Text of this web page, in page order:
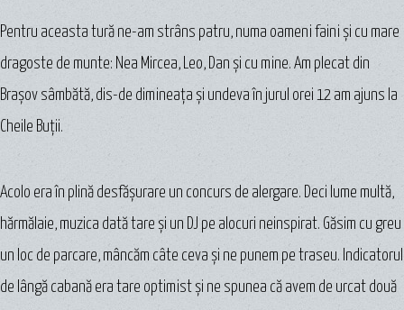
Pentru aceasta tură ne-am strâns patru, numa oameni faini şi cu mare
dragoste de munte: Nea Mircea, Leo, Dan şi cu mine. Am plecat din
Braşov sâmbătă, dis-de dimineaţa şi undeva în jurul orei 12 am ajuns la
Cheile Buții.
Acolo era în plină desfăşurare un concurs de alergare. Deci lume multă,
hărmălaie, muzica dată tare şi un DJ pe alocuri neinspirat. Găsim cu greu
un loc de parcare, mâncăm câte ceva şi ne punem pe traseu. Indicatorul
de lângă cabană era tare optimist şi ne spunea că avem de urcat două